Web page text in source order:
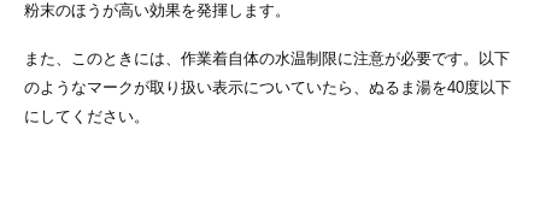
粉末のほうが高い効果を発揮します。
また、このときには、作業着自体の水温制限に注意が必要です。以下
のようなマークが取り扱い表示についていたら、ぬるま湯を40度以下
にしてください。